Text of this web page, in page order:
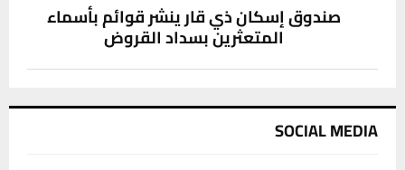
صندوق إسكان ذي قار ينشر قوائم بأسماء
المتعثرين بسداد القروض
SOCIAL MEDIA